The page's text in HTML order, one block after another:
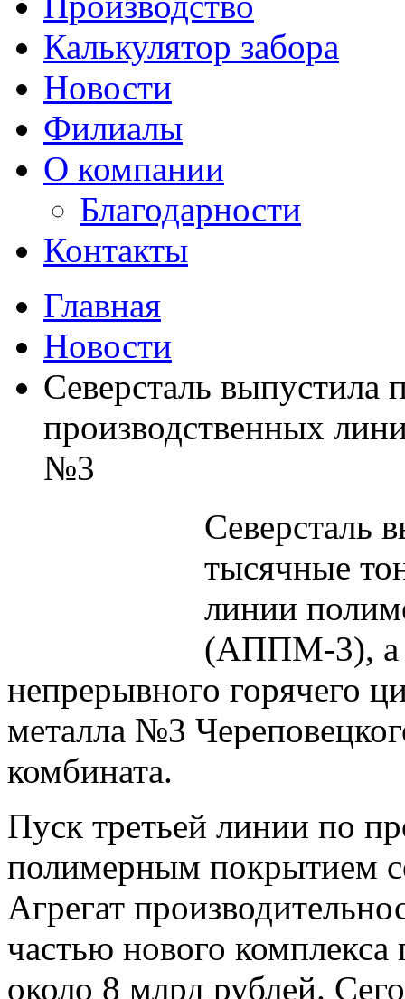
Калькулятор забора
Новости
Филиалы
О компании
Благодарности
Контакты
Главная
Новости
Северсталь выпустила
производственных
№3
Северсталь
тысячные
линии
(АППМ-3), а
непрерывного горячего
металла №3
комбината.
Пуск третьей линии по
полимерным покрытием
Агрегат
частью нового
около 8 млрд рублей.